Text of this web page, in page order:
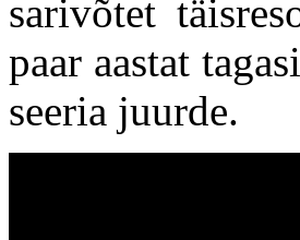
sarivõtet
paar aastat
seeria juurde.